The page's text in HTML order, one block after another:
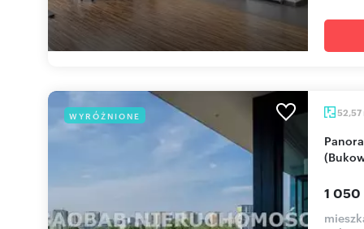
WYRÓŻNIONE 52,57
Panoramiczne 2-pokojowe mieszkanie 53 m²
1 050